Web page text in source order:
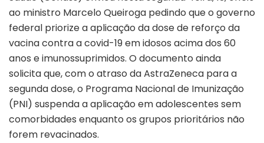
ao ministro Marcelo Queiroga pedindo que o governo
federal priorize a aplicação da dose de reforço da
vacina contra a covid-19 em idosos acima dos 60
anos e imunossuprimidos. O documento ainda
solicita que, com o atraso da AstraZeneca para a
segunda dose, o Programa Nacional de Imunização
(PNI) suspenda a aplicação em adolescentes sem
comorbidades enquanto os grupos prioritários não
forem revacinados.